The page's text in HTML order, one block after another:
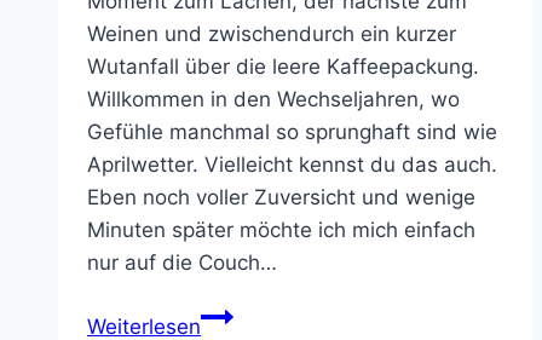
Weinen und zwischendurch ein kurzer
Wutanfall über die leere Kaffeepackung.
Willkommen in den Wechseljahren, wo
Gefühle manchmal so sprunghaft sind wie
Aprilwetter. Vielleicht kennst du das auch.
Eben noch voller Zuversicht und wenige
Minuten später möchte ich mich einfach
nur auf die Couch…
WeiterlesenWechseljahre